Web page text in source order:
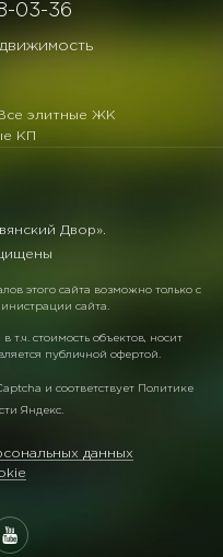
03-36
Все элитные ЖК
КП
Двор».
этого сайта возможно только с
сайта.
т.ч. стоимость объектов, носит
публичной офертой.
и соответствует Политике
Яндекс.
данных